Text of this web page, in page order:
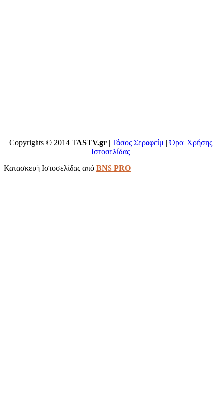
Copyrights © 2014 TASTV.gr| Τάσος Σεραφείμ |Όροι Χρήσης
Ιστοσελίδας
Κατασκευή Ιστοσελίδας από BNS PRO